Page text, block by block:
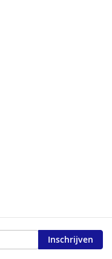
Inschrijven